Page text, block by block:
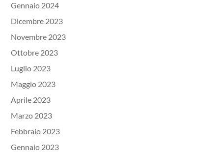
Gennaio 2024
Dicembre 2023
Novembre 2023
Ottobre 2023
Luglio 2023
Maggio 2023
Aprile 2023
Marzo 2023
Febbraio 2023
Gennaio 2023